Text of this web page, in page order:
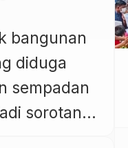
Sungai
bangunan
diduga
sempadan
sorotan